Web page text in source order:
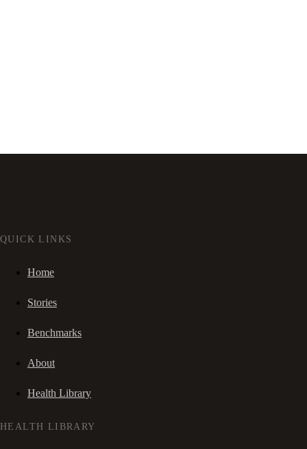
QUICK LINKS
Home
Stories
Benchmarks
About
Health Library
HEALTH LIBRARY